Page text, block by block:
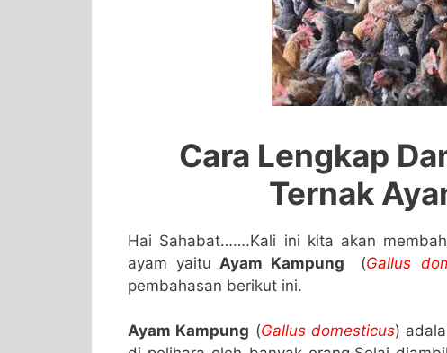
Cara Lengkap
Ternak
Hai Sahabat…….Kali ini kita akan
ayam yaitu Ayam Kampung (Gallus
pembahasan berikut ini.
Ayam Kampung (Gallus domesticus)